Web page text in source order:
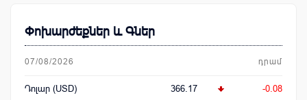
Փոխարժեքներ և Գներ
07/08/2026 դրամ
Դոլար (USD) 366.17 -0.08